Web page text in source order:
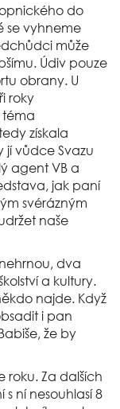
do
se vyhneme
může
Údiv pouze
obrany. U
roky
téma
získala
vůdce Svazu
agent VB a
jak paní
svérázným
naše
dva
a kultury.
najde. Když
i pan
že by
roku. Za dalších
ní nesouhlasí 8